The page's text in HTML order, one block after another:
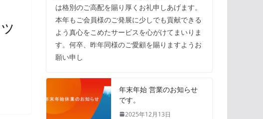
は格別のご高配を賜り厚くお礼申しあげます。
本年もご会員様のご発展に少しでも貢献できる
よう真心をこめたサービスを心がけてまいりま
す。何卒、昨年同様のご愛顧を賜りますようお
願い申し
年末年始 営業のお知らせ
です。
2025年12月13日